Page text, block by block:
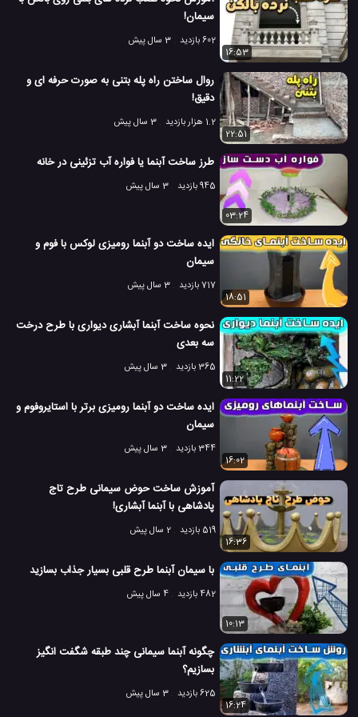
سیمان!
602 بازدید
3 سال پیش
16:53
روال ساختن راه پله بتنی به صورت حرفه ای و
دقیق!
1.2 هزار بازدید
3 سال پیش
22:51
طرز ساخت آبنما یا فواره آب تزئینی در خانه
945 بازدید 3 سال پیش
03:24
ایده ساخت دو آبنما رومیزی لوکس با فوم و
سیمان
717 بازدید
3 سال پیش
18:51
نحوه ساخت آبنما آبشاری دیواری با طرح درخت
سه بعدی
365 بازدید
3 سال پیش
11:22
ایده ساخت دو آبنما رومیزی برتر با استایروفوم و
سیمان
344 بازدید
3 سال پیش
16:02
آموزش ساخت حوض سیمانی طرح تاج
پادشاهی با آبنما آبشاری!
519 بازدید
2 سال پیش
16:36
با سیمان آبنما طرح قلبی بسیار جذاب بسازید
482 بازدید 4 سال پیش
10:13
چگونه آبنما سیمانی چند طبقه شگفت انگیز
بسازیم؟
625 بازدید
3 سال پیش
16:24